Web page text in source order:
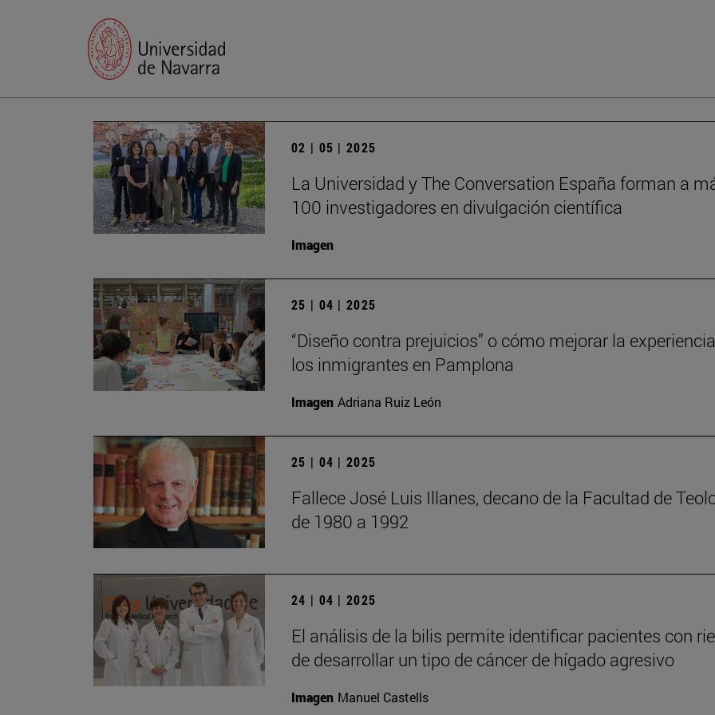
02 | 05 | 2025
La Universidad y The Conversation España forman a
100 investigadores en divulgación científica
Imagen
25 | 04 | 2025
“Diseño contra prejuicios” o cómo mejorar la
los inmigrantes en Pamplona
Imagen Adriana Ruiz León
25 | 04 | 2025
Fallece José Luis Illanes, decano de la Facultad de
de 1980 a 1992
24 | 04 | 2025
El análisis de la bilis permite identificar pacientes con
de desarrollar un tipo de cáncer de hígado agresivo
Imagen Manuel Castells